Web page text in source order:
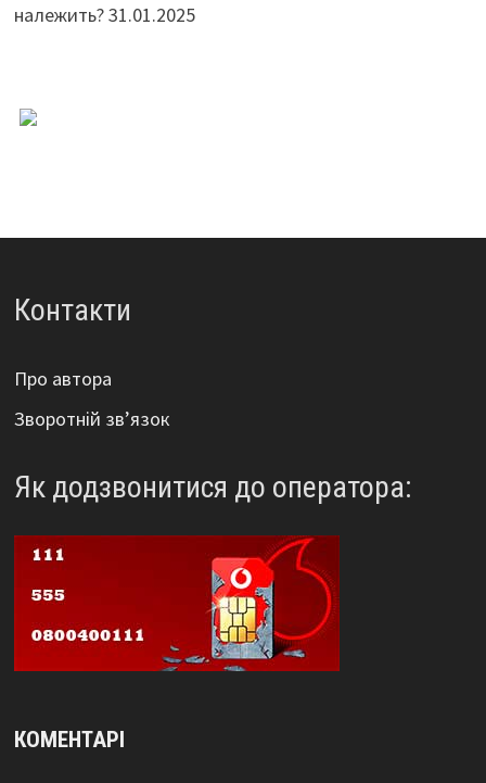
належить?31.01.2025
Контакти
Про автора
Зворотній зв’язок
Як додзвонитися до оператора:
КОМЕНТАРІ